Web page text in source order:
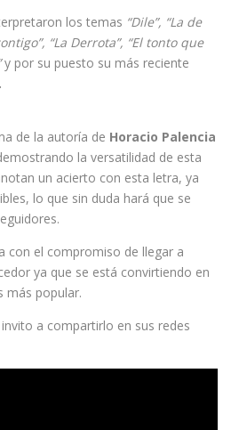
los temas “Dile”, “La de
“La Derrota”, “El tonto que
y por su puesto su más reciente
de la autoría de Horacio Palencia
la versatilidad de esta
un acierto con esta letra, ya
lo que sin duda hará que se
con el compromiso de llegar a
ya que se está convirtiendo en
más popular.
a compartirlo en sus redes